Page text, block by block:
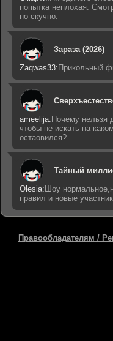
попытка неплохая.
но скучно.
Зараза (2026)
Zaqwas33: Прикольный
ameelija: Почему нельзя
чтобы не искать на
остаовился?
Тайный
Olesia: Шоу
правил и новые
Правообладателям /